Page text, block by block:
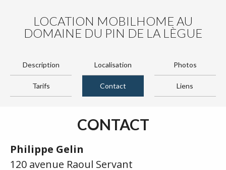
LOCATION MOBILHOME AU
DOMAINE DU PIN DE LA LÈGUE
Description Localisation Photos
Tarifs Contact Liens
CONTACT
Philippe Gelin
120 avenue Raoul Servant